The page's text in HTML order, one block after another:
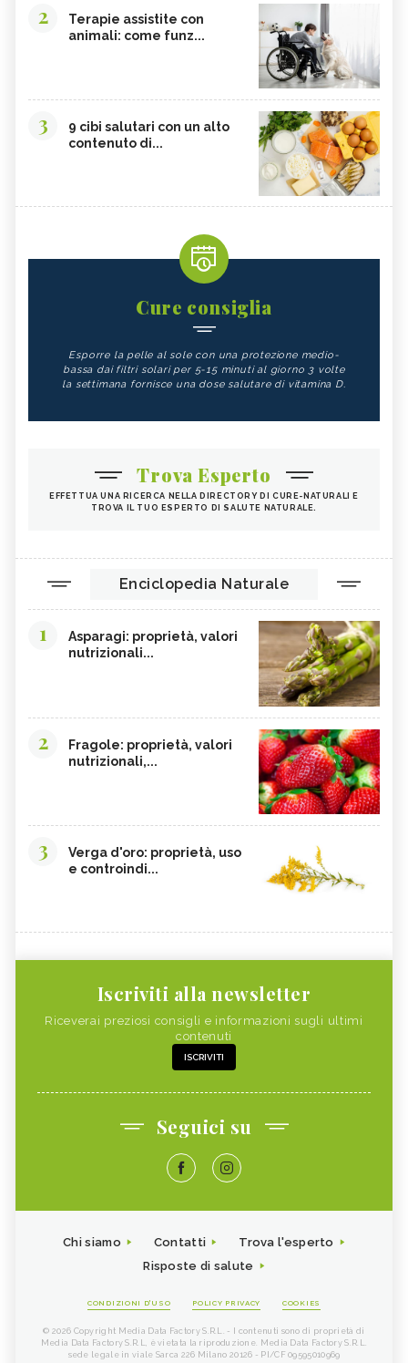
2
Terapie assistite con
animali: come funz...
3
9 cibi salutari con un alto
contenuto di...
Cure consiglia
Esporre la pelle al sole con una protezione medio-
bassa dai filtri solari per 5-15 minuti al giorno 3 volte
la settimana fornisce una dose salutare di vitamina D.
Trova Esperto
EFFETTUA UNA RICERCA NELLA DIRECTORY DI CURE-NATURALI E
TROVA IL TUO ESPERTO DI SALUTE NATURALE.
Enciclopedia Naturale
1
Asparagi: proprietà, valori
nutrizionali...
2
Fragole: proprietà, valori
nutrizionali,...
3
Verga d'oro: proprietà, uso
e controindi...
Iscriviti alla newsletter
Riceverai preziosi consigli e informazioni sugli ultimi
contenuti
ISCRIVITI
Seguici su
Chi siamo Contatti
Trova l'esperto
Risposte di salute
CONDIZIONI D'USO POLICY PRIVACY COOKIES
© 2026 Copyright Media Data Factory S.R.L. - I contenuti sono di proprietà di
Media Data Factory S.R.L, è vietata la riproduzione. Media Data Factory S.R.L.
sede legale in viale Sarca 226 Milano 20126 - PI/CF 09595010969